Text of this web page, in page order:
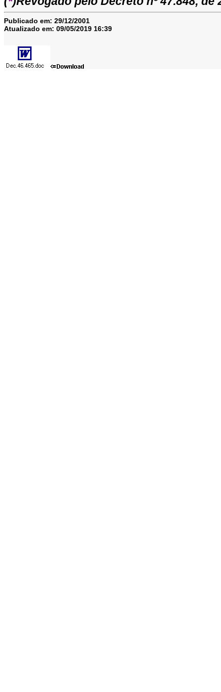
Publicado em: 29/12/2001
Atualizado em: 09/05/2019 16:39